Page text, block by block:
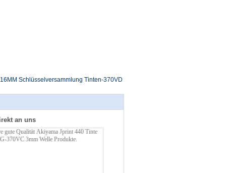
16MM Schlüsselversammlung Tinten-370VD
an uns